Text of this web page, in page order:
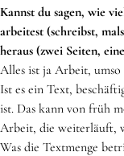
Kannst du sagen, wie
arbeitest (schreibst,
heraus (zwei Seiten,
Alles ist ja Arbeit,
Ist es ein Text,
ist. Das kann von früh
Arbeit, die weiterläuft,
Was die Textmenge